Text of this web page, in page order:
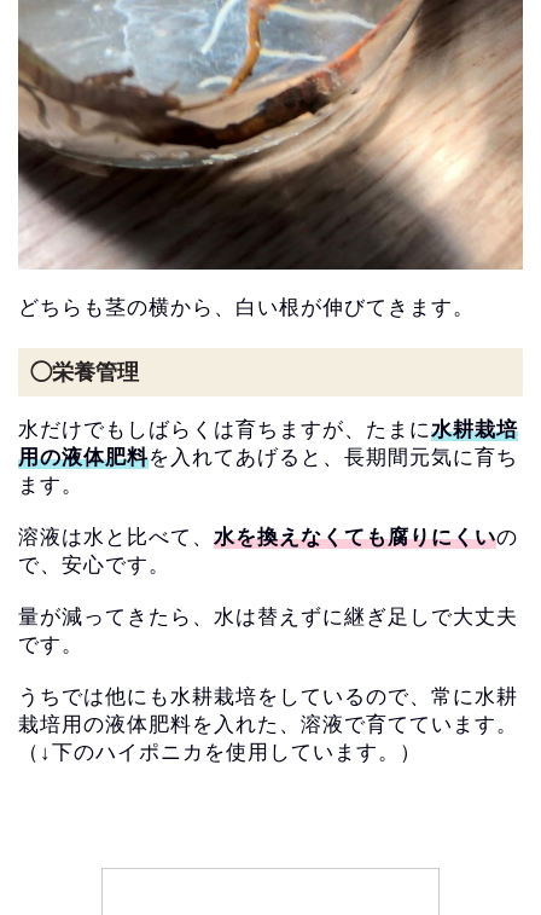
どちらも茎の横から、白い根が伸びてきます。
◯栄養管理
水だけでもしばらくは育ちますが、 たまに水耕栽培
用の液体肥料を入れてあげると、 長期間元気に育ち
ます。
溶液は水と比べて、 水を換えなくても腐りにくいの
で、安心です。
量が減ってきたら、水は替えずに継ぎ足しで大丈夫
です。
うちでは他にも水耕栽培をしているので、 常に水耕
栽培用の液体肥料を入れた、溶液で育てています。
（↓下のハイポニカを使用しています。）